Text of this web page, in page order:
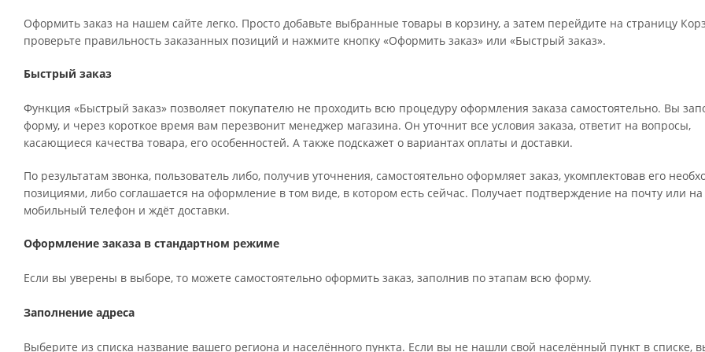
Оформить заказ на нашем сайте легко. Просто добавьте выбранные товары в корзину, а затем перейдите на страницу
проверьте правильность заказанных позиций и нажмите кнопку «Оформить заказ» или «Быстрый заказ».
Быстрый заказ
Функция «Быстрый заказ» позволяет покупателю не проходить всю процедуру оформления заказа самостоятельно. Вы
форму, и через короткое время вам перезвонит менеджер магазина. Он уточнит все условия заказа, ответит на вопросы,
касающиеся качества товара, его особенностей. А также подскажет о вариантах оплаты и доставки.
По результатам звонка, пользователь либо, получив уточнения, самостоятельно оформляет заказ, укомплектовав его
позициями, либо соглашается на оформление в том виде, в котором есть сейчас. Получает подтверждение на почту или на
мобильный телефон и ждёт доставки.
Оформление заказа в стандартном режиме
Если вы уверены в выборе, то можете самостоятельно оформить заказ, заполнив по этапам всю форму.
Заполнение адреса
Выберите из списка название вашего региона и населённого пункта. Если вы не нашли свой населённый пункт в списке,